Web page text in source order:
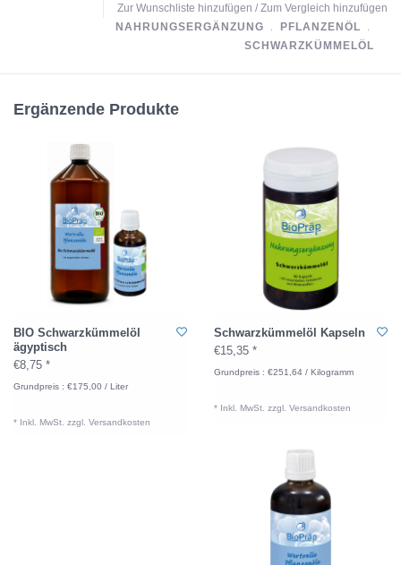
Zur Wunschliste hinzufügen / Zum Vergleich hinzufügen
NAHRUNGSERGÄNZUNG ﹒ PFLANZENÖL ﹒
SCHWARZKÜMMELÖL
Ergänzende Produkte
BIO Schwarzkümmelöl
ägyptisch
€8,75 *
Grundpreis : €175,00 / Liter
* Inkl. MwSt. zzgl. Versandkosten
Schwarzkümmelöl Kapseln
€15,35 *
Grundpreis : €251,64 / Kilogramm
* Inkl. MwSt. zzgl. Versandkosten